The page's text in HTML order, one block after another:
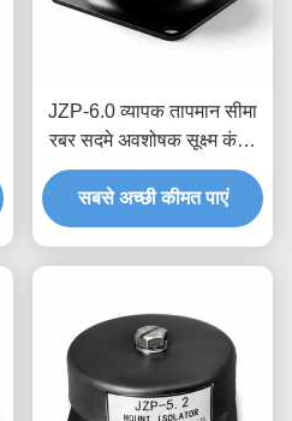
JZP-6.0 व्यापक तापमान सीमा
रबर सदमे अवशोषक सूक्ष्म कंपन
फिल्टरिंग डिमपर सटीक उपकरण
के लिए
सबसे अच्छी कीमत पाएं